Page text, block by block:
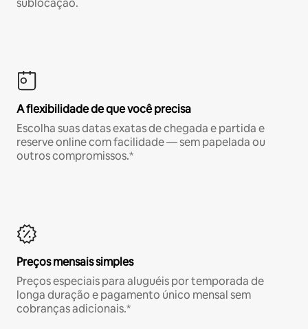
A flexibilidade de que você precisa
Escolha suas datas exatas de chegada e partida e
reserve online com facilidade — sem papelada ou
outros compromissos.*
Preços mensais simples
Preços especiais para aluguéis por temporada de
longa duração e pagamento único mensal sem
cobranças adicionais.*